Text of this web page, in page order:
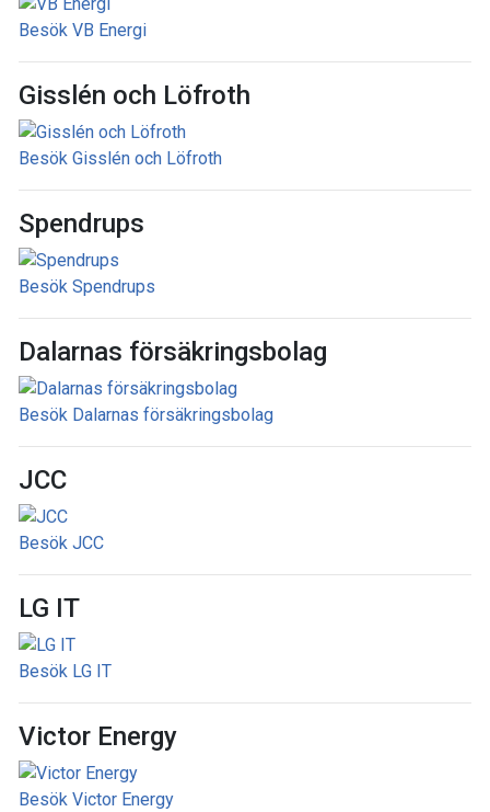
Besök VB Energi
Gisslén och Löfroth
Besök Gisslén och Löfroth
Spendrups
Besök Spendrups
Dalarnas försäkringsbolag
Besök Dalarnas försäkringsbolag
JCC
Besök JCC
LG IT
Besök LG IT
Victor Energy
Besök Victor Energy